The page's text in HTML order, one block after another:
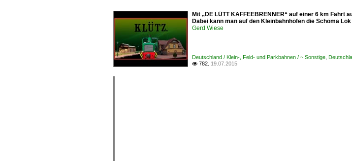
Mit „DE LÜTT KAFFEEBRENNER“ auf einer 6 km
Dabei kann man auf den Kleinbahnhöfen die Schöma
Gerd Wiese
Deutschland / Klein-, Feld- und Parkbahnen / ~ Sonstige
 782. 19.07.2015